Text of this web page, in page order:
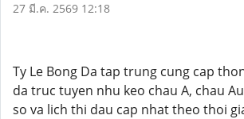
27 มี.ค. 2569 12:18
Ty Le Bong Da tap trung cung cap
da truc tuyen nhu keo chau A, chau
so va lich thi dau cap nhat theo thoi